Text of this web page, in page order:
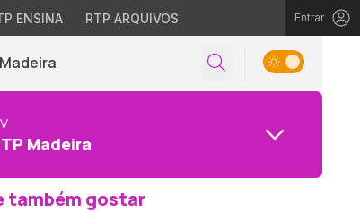
ENSINA RTP ARQUIVOS Entrar
Madeira
também gostar